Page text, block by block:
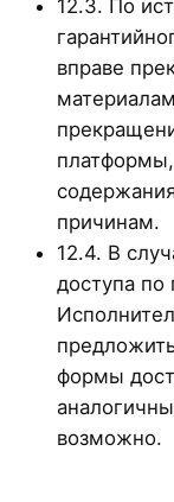
12.3. По
вправе
причинам.
12.4. В
доступа
формы
возможно.